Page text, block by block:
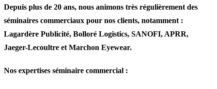
Depuis plus de 20 ans, nous animons très régulièrement des
séminaires commerciaux pour nos clients, notamment :
Lagardère Publicité, Bolloré Logistics, SANOFI, APRR,
Jaeger-Lecoultre et Marchon Eyewear.
Nos expertises séminaire commercial :